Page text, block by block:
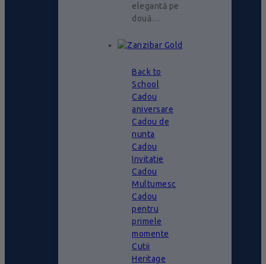
elegantă pe
două…
Back to
School
Cadou
aniversare
Cadou de
nunta
Cadou
Invitatie
Cadou
Multumesc
Cadou
pentru
primele
momente
Cutii
Heritage